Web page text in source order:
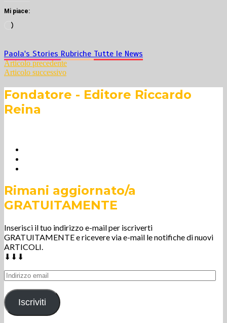
Mi piace:
Caricamento
Paola's Stories Rubriche Tutte le News
Navigazione
articoli
Articolo precedente
Articolo successivo
Fondatore - Editore Riccardo
Reina
Rimani aggiornato/a
GRATUITAMENTE
Inserisci il tuo indirizzo e-mail per iscriverti
GRATUITAMENTE e ricevere via e-mail le notifiche di nuovi
ARTICOLI.
⬇⬇⬇
Indirizzo
email
Iscriviti